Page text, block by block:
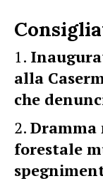
alla
che
Dramma
forestale